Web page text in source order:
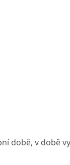
době, v době